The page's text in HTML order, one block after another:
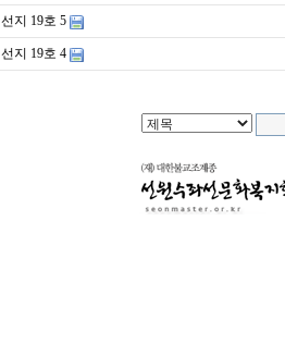
선지 19호 5
선지 19호 4